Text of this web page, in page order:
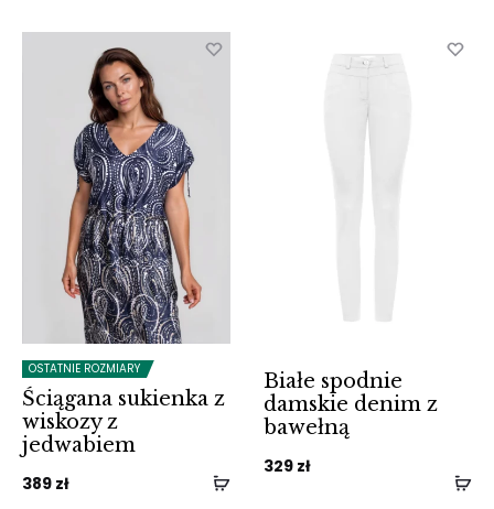
wynosiła:
549 zł.
wynosi:
359 zł.
OSTATNIE ROZMIARY
Ściągana sukienka z
wiskozy z
jedwabiem
389 zł
Białe spodnie
damskie denim z
bawełną
329 zł